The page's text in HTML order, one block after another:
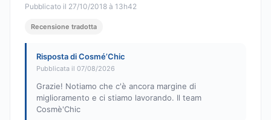
Pubblicato il 27/10/2018 à 13h42
Recensione tradotta
Risposta di Cosmé’Chic
Pubblicata il 07/08/2026
Grazie! Notiamo che c'è ancora margine di
miglioramento e ci stiamo lavorando. Il team
Cosmè'Chic